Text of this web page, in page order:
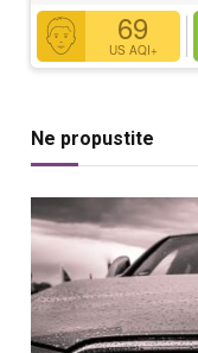
69
US AQI+
Ne propustite